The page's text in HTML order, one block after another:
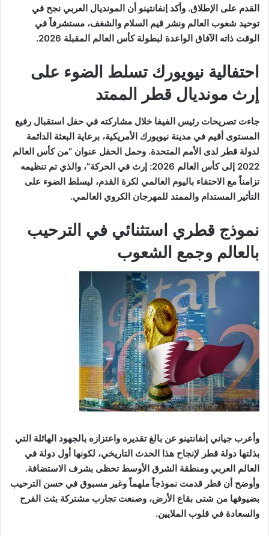
القدم على الإطلاق. وأكد إنفانتينو أن المونديال العربي نجح في
توحيد شعوب العالم ونشر قيم السلام والشغف، مستشرفاً في
الوقت ذاته الآفاق الواعدة لبطولة كأس العالم المقبلة 2026.
احتفالية نيويورك تسلط الضوء على
إرث مونديال قطر الممتد
جاءت تصريحات رئيس الفيفا خلال مشاركته في حفل استقبال رفيع
المستوى أقيم في مدينة نيويورك الأمريكية، برعاية البعثة الدائمة
لدولة قطر لدى الأمم المتحدة. وحمل الحفل عنوان “من كأس العالم
2022 إلى كأس العالم 2026: إرث في الحركة”، والذي تم تنظيمه
تزامناً مع الاحتفاء باليوم العالمي لكرة القدم، ليسلط الضوء على
التأثير المستدام والممتد للمهرجان الكروي العالمي.
نموذج قطري استثنائي في الترحيب
بالعالم وجمع الشعوب
وأعرب جياني إنفانتينو عن بالغ تقديره واعتزازه بالجهود الهائلة التي
بذلتها دولة قطر لإنجاح هذا الحدث التاريخي، لكونها أول دولة في
العالم العربي ومنطقة الشرق الأوسط تحظى بشرف الاستضافة.
وأوضح أن قطر قدمت نموذجاً ملهماً وغير مسبوق في حسن الترحيب
بضيوفها من شتى بقاع الأرض، وصنعت تجارب مشتركة بثت الفرح
والسعادة في قلوب الملايين.